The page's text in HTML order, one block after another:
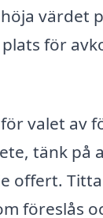
värdet
för
valet av
tänk på
offert.
föreslås